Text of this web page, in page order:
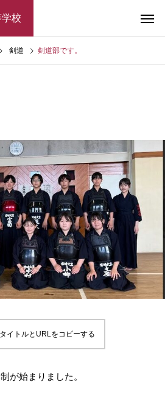
校
剣道 剣道部です。
イトルとURLをコピーする
が始まりました。